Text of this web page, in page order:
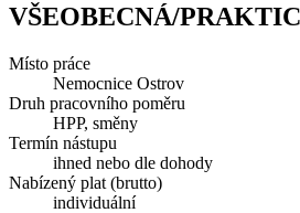
VŠEOBECNÁ/
Místo práce
Nemocnice Ostrov
Druh pracovního poměru
HPP, směny
Termín nástupu
ihned nebo dle dohody
Nabízený plat (brutto)
individuální